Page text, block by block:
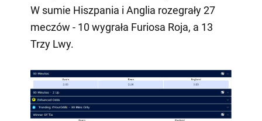
W sumie Hiszpania i Anglia rozegrały 27
meczów - 10 wygrała Furiosa Roja, a 13
Trzy Lwy.